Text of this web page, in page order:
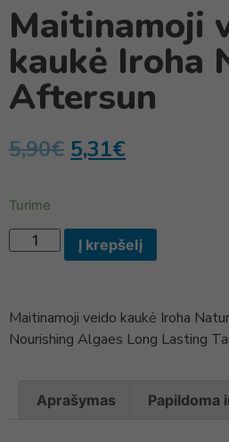
Maitinamoji
kaukė Iroha
Aftersun
5,90€ 5,31€
Turime
Į krepšelį
Maitinamoji veido kaukė Iroha
Nourishing Algaes Long Lasting
Aprašymas Papildoma